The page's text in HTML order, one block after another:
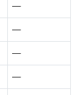
—
—
—
—